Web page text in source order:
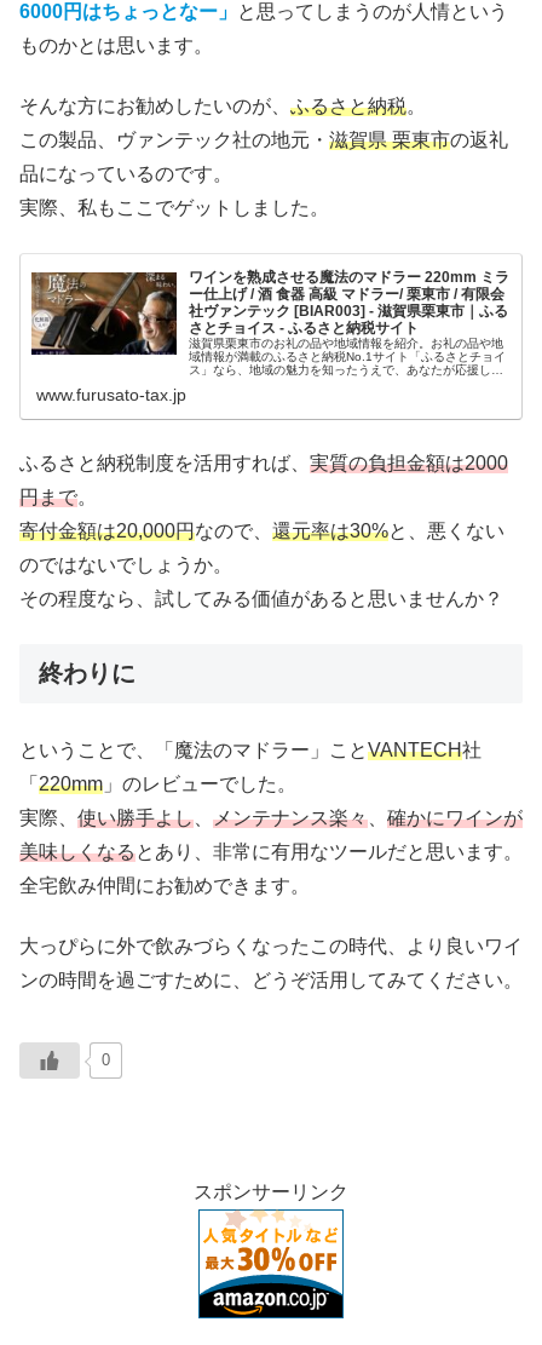
6000円はちょっとなー」 と思ってしまうのが人情という
ものかとは思います。
そんな方にお勧めしたいのが、 ふるさと納税。
この製品、ヴァンテック社の地元・ 滋賀県 栗東市の返礼
品になっているのです。
実際、私もここでゲットしました。
ワインを熟成させる魔法のマドラー 220mm ミラ
ー仕上げ / 酒 食器 高級 マドラー/ 栗東市 / 有限会
社ヴァンテック [BIAR003] - 滋賀県栗東市｜ふる
さとチョイス - ふるさと納税サイト
滋賀県栗東市のお礼の品や地域情報を紹介。お礼の品や地
域情報が満載のふるさと納税No.1サイト「ふるさとチョイ
ス」なら、地域の魅力を知ったうえで、あなたが応援した
www.furusato-tax.jp
ふるさと納税制度を活用すれば、 実質の負担金額は2000
円まで。
寄付金額は20,000円なので、 還元率は30%と、悪くない
のではないでしょうか。
その程度なら、試してみる価値があると思いませんか？
終わりに
ということで、「魔法のマドラー」ことVANTECH社
「 220mm 」のレビューでした。
実際、 使い勝手よし メンテナンス楽々
確かにワインが
美味しくなるとあり、非常に有用なツールだと思います。
全宅飲み仲間にお勧めできます。
大っぴらに外で飲みづらくなったこの時代、より良いワイ
ンの時間を過ごすために、どうぞ活用してみてください。
0
スポンサーリンク